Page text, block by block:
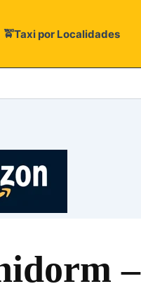
🚖Taxi por Localidades
–